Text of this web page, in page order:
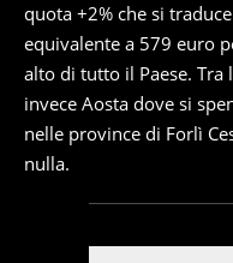
quota +2% che si
equivalente a 579 euro
alto di tutto il Paese.
invece Aosta dove si
nelle province di Forlì
nulla.